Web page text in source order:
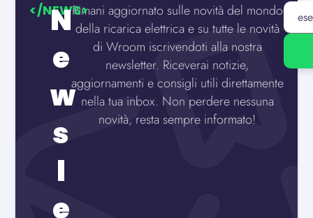
</NEWS>
N
e
w
s
l
e
Rimani aggiornato sulle novità del mondo
della ricarica elettrica e su tutte le novità
di Wroom iscrivendoti alla nostra
newsletter. Riceverai notizie,
aggiornamenti e consigli utili direttamente
nella tua inbox. Non perdere nessuna
novità, resta sempre informato!